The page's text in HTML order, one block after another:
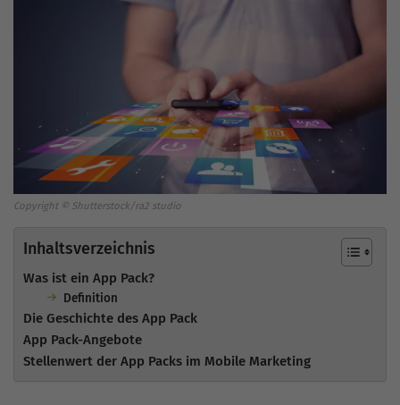
Copyright © Shutterstock/ra2 studio
Inhaltsverzeichnis
Was ist ein App Pack?
Definition
Die Geschichte des App Pack
App Pack-Angebote
Stellenwert der App Packs im Mobile Marketing